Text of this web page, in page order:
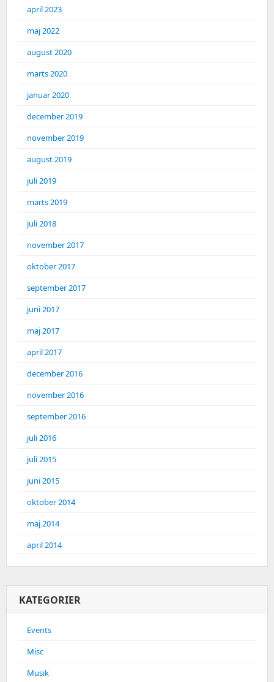
april 2023
maj 2022
august 2020
marts 2020
januar 2020
december 2019
november 2019
august 2019
juli 2019
marts 2019
juli 2018
november 2017
oktober 2017
september 2017
juni 2017
maj 2017
april 2017
december 2016
november 2016
september 2016
juli 2016
juli 2015
juni 2015
oktober 2014
maj 2014
april 2014
KATEGORIER
Events
Misc
Musik